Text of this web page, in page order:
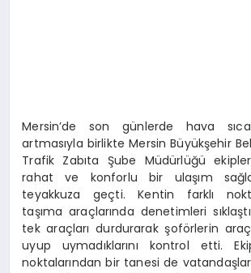
Mersin’de son günlerde hava
artmasıyla birlikte Mersin Büyükşehir
Trafik Zabıta Şube Müdürlüğü
rahat ve konforlu bir ulaşım
teyakkuza geçti. Kentin farklı
taşıma araçlarında denetimleri
tek araçları durdurarak şoförlerin
uyup uymadıklarını kontrol etti.
noktalarından bir tanesi de